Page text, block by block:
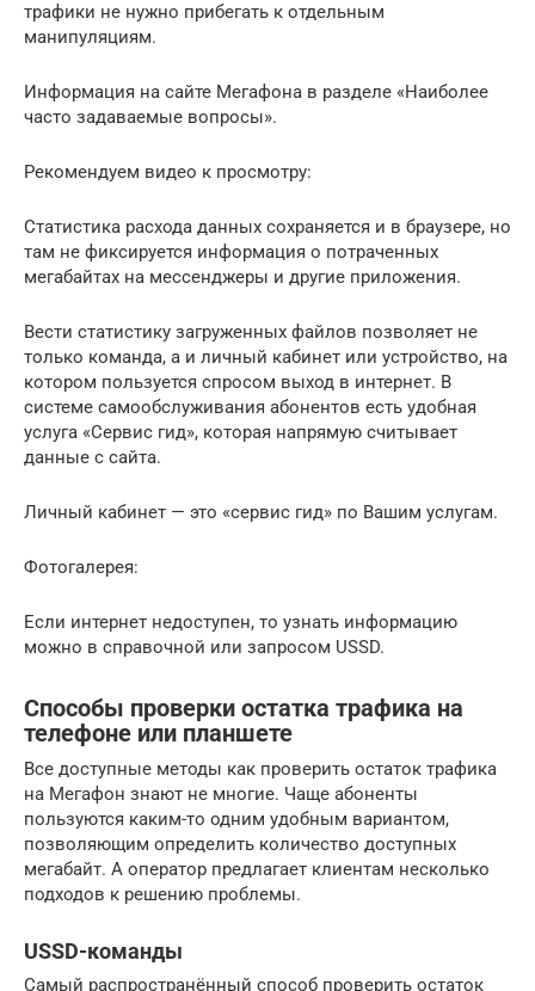
трафики не нужно прибегать к отдельным
манипуляциям.
Информация на сайте Мегафона в разделе «Наиболее
часто задаваемые вопросы».
Рекомендуем видео к просмотру:
Статистика расхода данных сохраняется и в браузере, но
там не фиксируется информация о потраченных
мегабайтах на мессенджеры и другие приложения.
Вести статистику загруженных файлов позволяет не
только команда, а и личный кабинет или устройство, на
котором пользуется спросом выход в интернет. В
системе самообслуживания абонентов есть удобная
услуга «Сервис гид», которая напрямую считывает
данные с сайта.
Личный кабинет — это «сервис гид» по Вашим услугам.
Фотогалерея:
Если интернет недоступен, то узнать информацию
можно в справочной или запросом USSD.
Способы проверки остатка трафика на
телефоне или планшете
Все доступные методы как проверить остаток трафика
на Мегафон знают не многие. Чаще абоненты
пользуются каким-то одним удобным вариантом,
позволяющим определить количество доступных
мегабайт. А оператор предлагает клиентам несколько
подходов к решению проблемы.
USSD-команды
Самый распространённый способ проверить остаток